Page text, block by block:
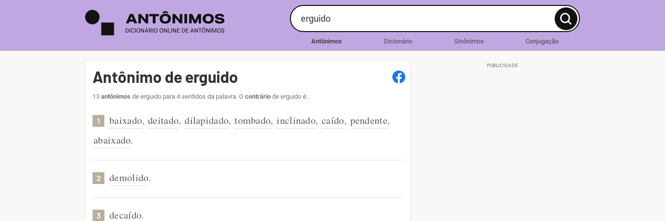
Antônimos Dicionário Sinônimos Conjugação
Antônimo de erguido
13 antônimos de erguido para 4 sentidos da palavra. O contrário de erguido é:
1 baixado, deitado, dilapidado, tombado, inclinado, caído, pendente,
abaixado.
2 demolido.
3 decaído.